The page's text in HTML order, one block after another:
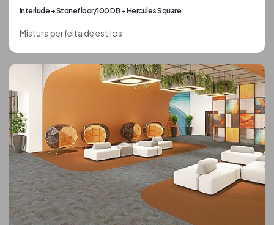
Interlude + Stonefloor/100 DB + Hercules Square
Mistura perfeita de estilos